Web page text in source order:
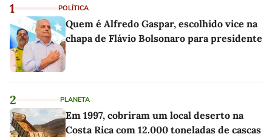
1 POLÍTICA
Quem é Alfredo Gaspar, escolhido vice na
chapa de Flávio Bolsonaro para presidente
2 PLANETA
Em 1997, cobriram um local deserto na
Costa Rica com 12.000 toneladas de cascas